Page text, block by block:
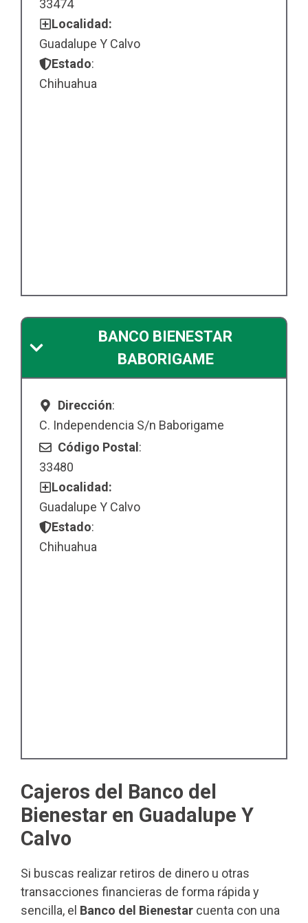
33474
Localidad:
Guadalupe Y Calvo
Estado:
Chihuahua
BANCO BIENESTAR
BABORIGAME
Dirección:
C. Independencia S/n Baborigame
Código Postal :
33480
Localidad:
Guadalupe Y Calvo
Estado:
Chihuahua
Cajeros del Banco del
Bienestar en Guadalupe Y
Calvo
Si buscas realizar retiros de dinero u otras
transacciones financieras de forma rápida y
sencilla, el Banco del Bienestar cuenta con una